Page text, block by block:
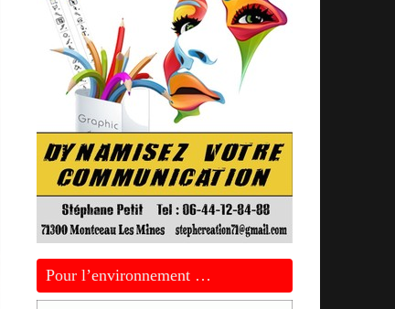
Pour l’environnement …